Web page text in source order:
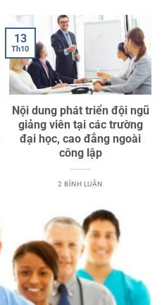
Nội dung phát triển đội ngũ
giảng viên tại các trường
đại học, cao đẳng ngoài
công lập
2 BÌNH LUẬN
13
Th10